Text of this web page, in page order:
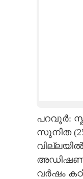
CARTOONS
പറവൂർ:
സുനിത
അഡിഷണൽ
വർഷം